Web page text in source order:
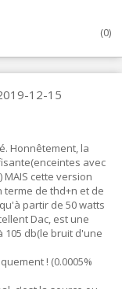
(0)
12-15
Honnêtement, la
avec
MAIS cette version
terme de thd+n et de
partir de 50 watts
Dac, est une
105 db(le bruit d'une
! (0.0005%